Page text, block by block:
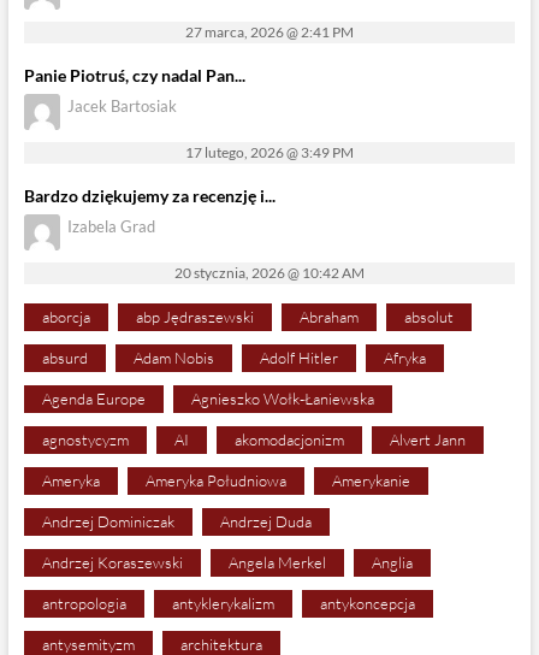
27 marca, 2026 @ 2:41 PM
Panie Piotruś, czy nadal Pan...
Jacek Bartosiak
17 lutego, 2026 @ 3:49 PM
Bardzo dziękujemy za recenzję i...
Izabela Grad
20 stycznia, 2026 @ 10:42 AM
aborcja abp Jędraszewski Abraham absolut
absurd Adam Nobis Adolf Hitler Afryka
Agenda Europe Agnieszko Wołk-Łaniewska
agnostycyzm AI akomodacjonizm Alvert Jann
Ameryka Ameryka Południowa Amerykanie
Andrzej Dominiczak Andrzej Duda
Andrzej Koraszewski Angela Merkel Anglia
antropologia antyklerykalizm antykoncepcja
antysemityzm architektura